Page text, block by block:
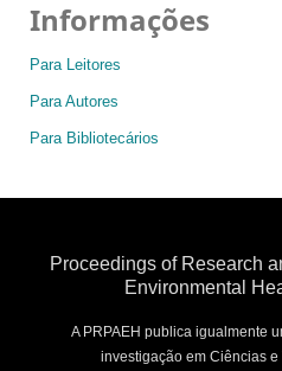
Informações
Para Leitores
Para Autores
Para Bibliotecários
Proceedings of Research
Environmental
A PRPAEH publica igualmente
investigação em Ciências